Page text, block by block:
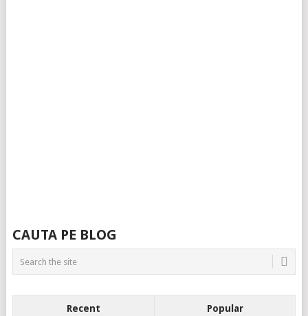
CAUTA PE BLOG
Recent Popular